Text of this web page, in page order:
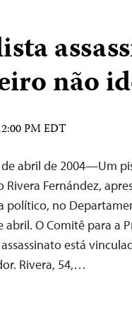
não
PM EDT
de abril de 2004—Um
Rivera Fernández,
político, no
abril. O Comitê para a
está
Rivera, 54,…